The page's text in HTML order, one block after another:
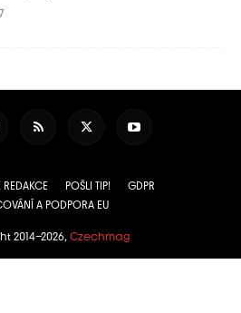
REDAKCE POŠLI TIP!
GDPR
A PODPORA EU
2014–2026, Czechmag